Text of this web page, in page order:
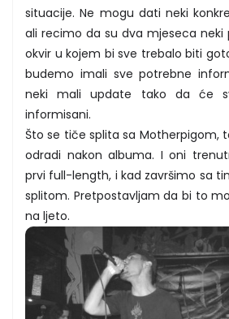
situacije. Ne mogu dati neki
ali recimo da su dva mjeseca neki
okvir u kojem bi sve trebalo biti
budemo imali sve potrebne
neki mali update tako da će
informisani.
Što se tiče splita sa Motherpigom,
odradi nakon albuma. I oni
prvi full-length, i kad završimo sa
splitom. Pretpostavljam da bi to
na ljeto.